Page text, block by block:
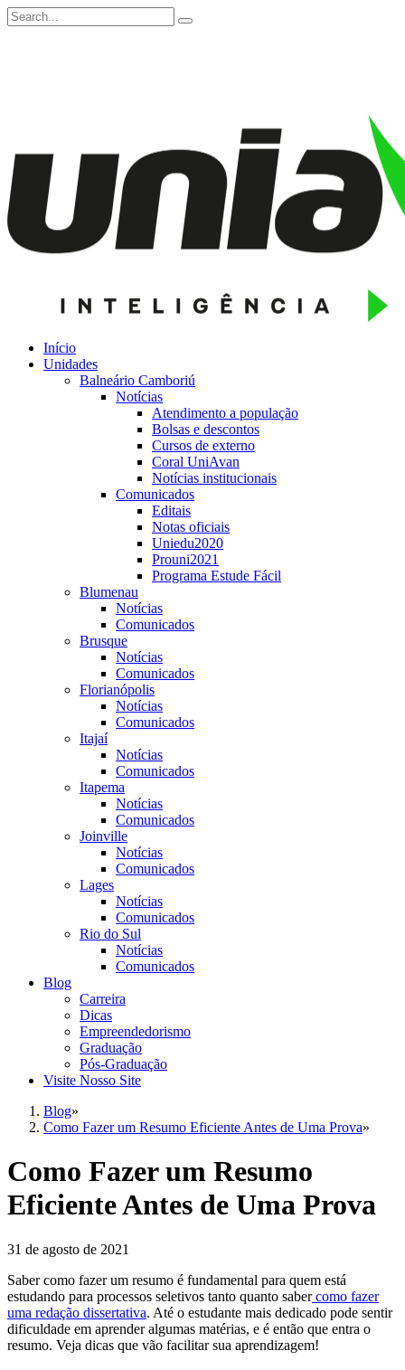
Início
Unidades
Balneário Camboriú
Notícias
Atendimento a população
Bolsas e descontos
Cursos de externo
Coral UniAvan
Notícias institucionais
Comunicados
Editais
Notas oficiais
Uniedu2020
Prouni2021
Programa Estude Fácil
Blumenau
Notícias
Comunicados
Brusque
Notícias
Comunicados
Florianópolis
Notícias
Comunicados
Itajaí
Notícias
Comunicados
Itapema
Notícias
Comunicados
Joinville
Notícias
Comunicados
Lages
Notícias
Comunicados
Rio do Sul
Notícias
Comunicados
Blog
Carreira
Dicas
Empreendedorismo
Graduação
Pós-Graduação
Visite Nosso Site
Blog»
Como Fazer um Resumo Eficiente Antes de Uma Prova»
Como Fazer um Resumo
Eficiente Antes de Uma Prova
31 de agosto de 2021
Saber como fazer um resumo é fundamental para quem está
estudando para processos seletivos tanto quanto sabercomo fazer
uma redação dissertativa. Até o estudante mais dedicado pode sentir
dificuldade em aprender algumas matérias, e é então que entra o
resumo. Veja dicas que vão facilitar sua aprendizagem!